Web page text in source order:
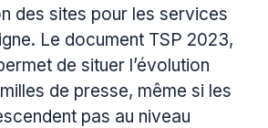
des sites pour les services
Le document TSP 2023,
de situer l’évolution
de presse, même si les
pas au niveau